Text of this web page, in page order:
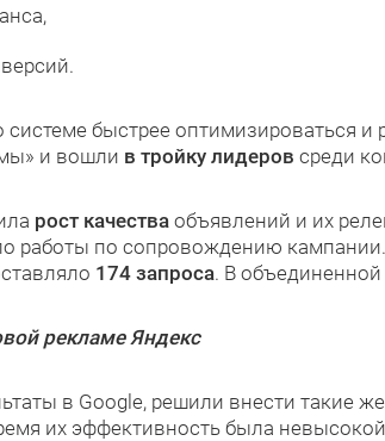
быстрее оптимизироваться
и вошли в тройку лидеров среди
рост качества объявлений и их
работы по сопровождению
174 запроса. В
рекламе Яндекс
в Google, решили внести такие
их эффективность была